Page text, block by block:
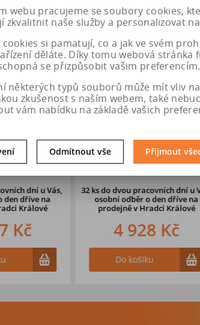
6 FR
u Vás,
na
DEZENT AR black 7,5x19 5x112
32 ks
do dvou pracovních dní u Vás,
osobní odběr o den dřívena
prodejně v Hradci Králové
4 928 Kč
Do košíku
webu pracujeme se soubory cookies,
zkvalitnit naše služby a personalizovat
si pamatují, co a jak ve svém
děláte. Díky tomu webová stránka
se přizpůsobit vašim preferencím.
některých typů souborů může mít vliv
zkušenost s naším webem, také
vám nabídku na základě vašich
Odmítnout vše Přijmout